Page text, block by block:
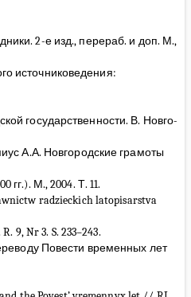
2-е изд., перераб. и доп. М.,
источниковедения:
государственности. В. Новго-
А.А. Новгородские грамоты
гг.). М., 2004. Т. 11.
radzieckich latopisarstva
9, Nr 3. S. 233–243.
Повести временных лет